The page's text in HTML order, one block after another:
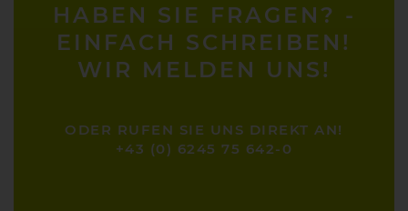
HABEN SIE FRAGEN? -
EINFACH SCHREIBEN!
WIR MELDEN UNS!
ODER RUFEN SIE UNS DIREKT AN!
+43 (0) 6245 75 642-0